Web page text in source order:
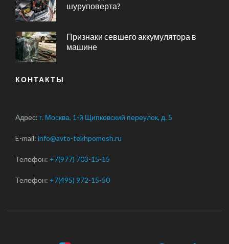
шуруповерта?
Признаки севшего аккумулятора в
машине
КОНТАКТЫ
Адрес: г. Москва, 1-й Щипковский переулок, д. 5
E-mail: info@avto-tekhpomosh.ru
Телефон: +7(977) 703-15-15
Телефон: +7(495) 972-15-50